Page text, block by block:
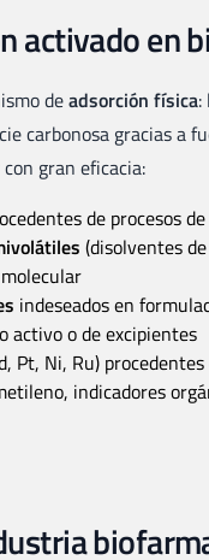
activado en
deadsorción física:
carbonosa gracias a
gran eficacia:
de procesos
(disolventes
indeseados en
activo o de excipientes
Pt, Ni, Ru)
indicadores